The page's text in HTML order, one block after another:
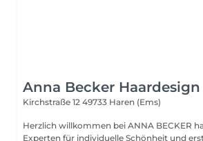
Anna Becker Haardesign
Kirchstraße 12 49733 Haren (Ems)
Herzlich willkommen bei ANNA BECKER
Experten für individuelle Schönheit und